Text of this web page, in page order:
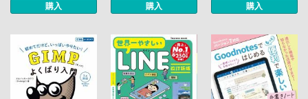
購入 購入 購入